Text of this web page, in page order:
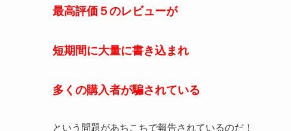
最高評価５のレビューが
短期間に大量に書き込まれ
多くの購入者が騙されている
という問題があちこちで報告されているのだ！